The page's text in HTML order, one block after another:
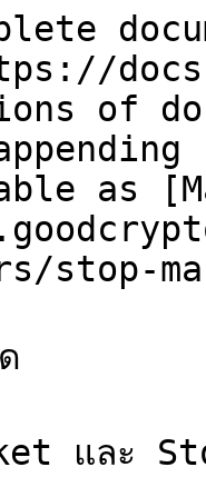
of
as
stop-
และ